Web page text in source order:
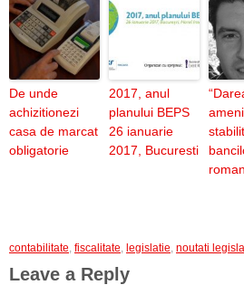
De unde
achizitionezi
casa de marcat
obligatorie
2017, anul
planului BEPS
26 ianuarie
2017, Bucuresti
contabilitate, fiscalitate, legislatie, noutati
Leave a Reply